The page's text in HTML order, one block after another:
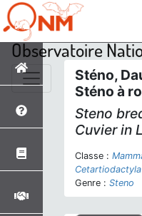
Observatoire
Sténo,
Sténo à
Steno
Cuvierin
Classe :
Cetartiodactyla
Genre : Steno